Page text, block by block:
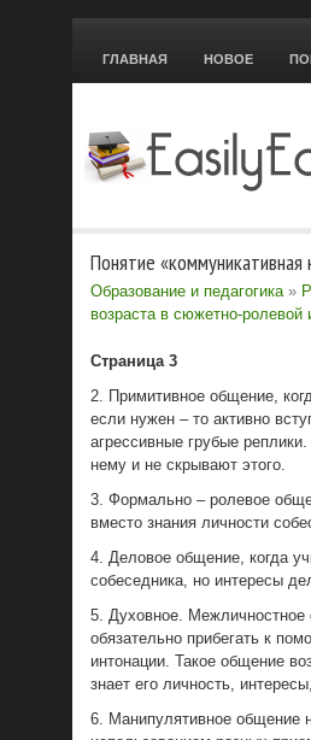
ГЛАВНАЯ НОВОЕ
Понятие «коммуникативная
Образование и педагогика»
возраста в сюжетно-ролевой
Страница 3
2. Примитивное общение,
если нужен – то активно
агрессивные грубые
нему и не скрывают этого.
3. Формально – ролевое
вместо знания личности
4. Деловое общение, когда
собеседника, но интересы
5. Духовное. Межличностное
обязательно прибегать к
интонации. Такое общение
знает его личность,
6. Манипулятивное общение